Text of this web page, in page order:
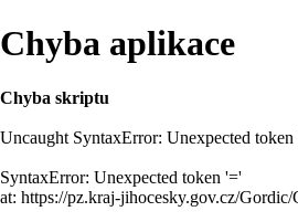
Chyba aplikace
Chyba skriptu
Uncaught SyntaxError: Unexpected token
SyntaxError: Unexpected token '='
at: https://pz.kraj-jihocesky.gov.cz/